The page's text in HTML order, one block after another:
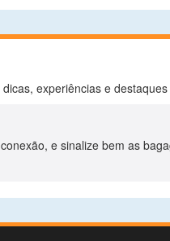
experiências e
e sinalize bem as